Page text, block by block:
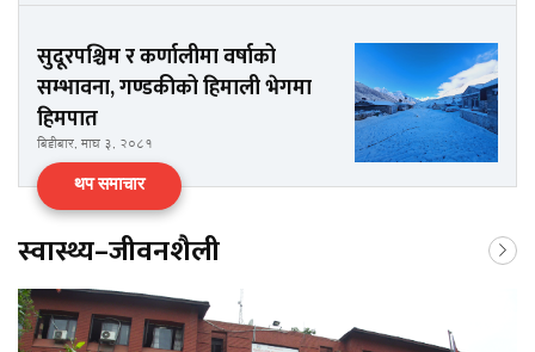
सुदूरपश्चिम र कर्णालीमा वर्षाको
सम्भावना, गण्डकीको हिमाली भेगमा
हिमपात
बिहीबार, माघ ३, २०८१
थप समाचार
स्वास्थ्य–जीवनशैली